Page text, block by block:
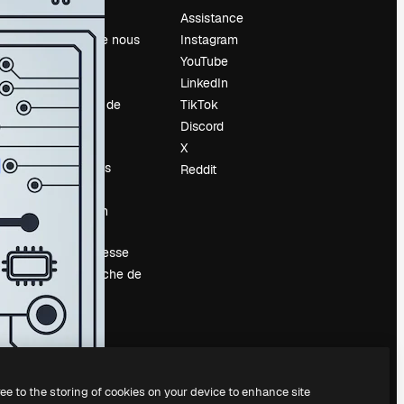
Prix
À propos de nous
Carrières
Tendances de
recherche
Blog
Événements
Slidesgo
Vendre mon
Salle de presse
À la recherche de
magnific.ai
Assistance
Instagram
YouTube
LinkedIn
TikTok
Discord
X
Reddit
to the storing of cookies on your device to enhance site